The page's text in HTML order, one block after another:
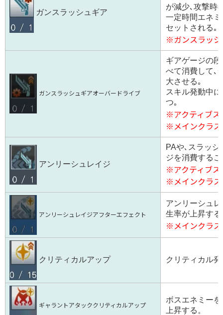
ガンスラッシュギア
が減少､攻撃時
一定時間エネ
セットされる｡
※ガンスラッ
ガンスラッシュギアオーバードライブ
ギアゲージの
べて消費して､
大させる｡
スキル発動中
つ｡
※アクティブス
※メインクラ
アンリーシュレイジ
PAや､スラッ
ジを消費する
※アクティブス
※メインクラ
アンリーシュレイジアフターエフェクト
アンリーシュ
生率が上昇する
※メインクラ
クリティカルアップ クリティカル
ギャラントアタッククリティカルアップ
ボスエネミー
上昇する。